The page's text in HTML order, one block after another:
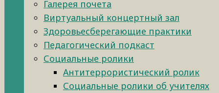
Галерея почета
Виртуальный концертный зал
Здоровьесберегающие практики
Педагогический подкаст
Социальные ролики
Антитеррористический ролик
Социальные ролики об учителях